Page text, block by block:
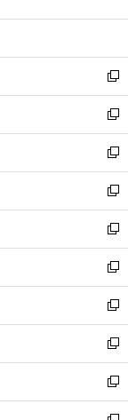
開
ウ
開
く
ン
ウ
で
開
く
ウ
ン
ド
ウ
で
開
く
新
し
い
ウ
ィ
ン
ド
ウ
で
開
く
新
し
い
ウ
ィ
ン
ド
ウ
で
開
く
新
し
い
ウ
ィ
ン
ド
ウ
で
開
く
新
し
い
ウ
ィ
ン
ド
ウ
で
開
く
新
し
い
ウ
ィ
ン
ド
ウ
で
開
新
し
い
ウ
ィ
ン
ド
ウ
新
し
い
ウ
ィ
ン
新
し
い
ウ
新
し